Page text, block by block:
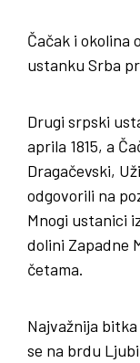
Čačak i okolina
ustanku Srba
Drugi srpski
aprila 1815, a
Dragačevski,
odgovorili na
Mnogi ustanici
dolini Zapadne
četama.
Najvažnija
se na brdu